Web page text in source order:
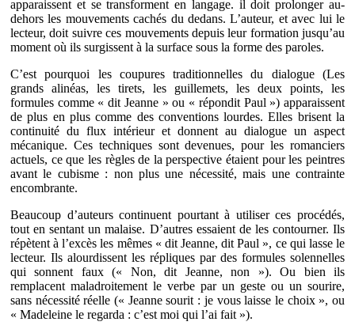
apparaissent et se transforment en langage. il doit prolonger au-
dehors les mouvements cachés du dedans. L’auteur, et avec lui le
lecteur, doit suivre ces mouvements depuis leur formation jusqu’au
moment où ils surgissent à la surface sous la forme des paroles.
C’est pourquoi les coupures traditionnelles du dialogue (Les
grands alinéas, les tirets, les guillemets, les deux points, les
formules comme « dit Jeanne » ou « répondit Paul ») apparaissent
de plus en plus comme des conventions lourdes. Elles brisent la
continuité du flux intérieur et donnent au dialogue un aspect
mécanique. Ces techniques sont devenues, pour les romanciers
actuels, ce que les règles de la perspective étaient pour les peintres
avant le cubisme : non plus une nécessité, mais une contrainte
encombrante.
Beaucoup d’auteurs continuent pourtant à utiliser ces procédés,
tout en sentant un malaise. D’autres essaient de les contourner. Ils
répètent à l’excès les mêmes « dit Jeanne, dit Paul », ce qui lasse le
lecteur. Ils alourdissent les répliques par des formules solennelles
qui sonnent faux (« Non, dit Jeanne, non »). Ou bien ils
remplacent maladroitement le verbe par un geste ou un sourire,
sans nécessité réelle (« Jeanne sourit : je vous laisse le choix », ou
« Madeleine le regarda : c’est moi qui l’ai fait »).